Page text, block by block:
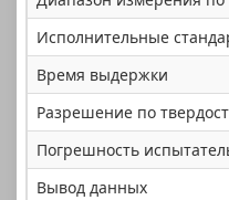
Исполнительные
Время выдержки
Разрешение по
Погрешность
Вывод данных